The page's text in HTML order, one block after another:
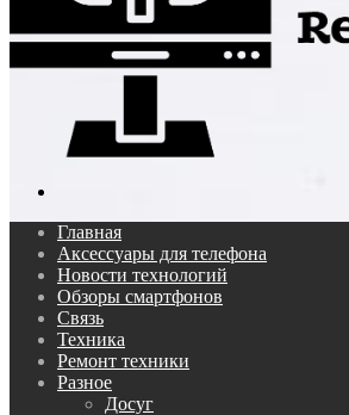
Главная
Аксессуары для телефона
Новости технологий
Обзоры смартфонов
Связь
Техника
Ремонт техники
Разное
Досуг